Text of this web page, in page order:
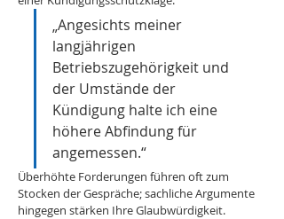
„Angesichts meiner
langjährigen
Betriebszugehörigkeit und
der Umstände der
Kündigung halte ich eine
höhere Abfindung für
angemessen.“
Überhöhte Forderungen führen oft zum
Stocken der Gespräche; sachliche Argumente
hingegen stärken Ihre Glaubwürdigkeit.